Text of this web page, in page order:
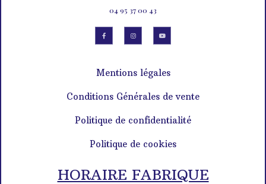
04 95 37 00 43
Mentions légales
Conditions Générales de vente
Politique de confidentialité
Politique de cookies
HORAIRE FABRIQUE